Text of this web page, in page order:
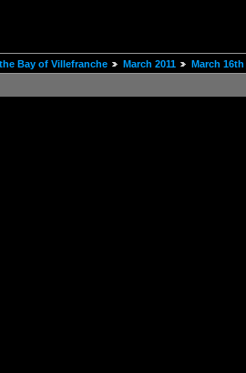
Bay of Villefranche March 2011 March 16th